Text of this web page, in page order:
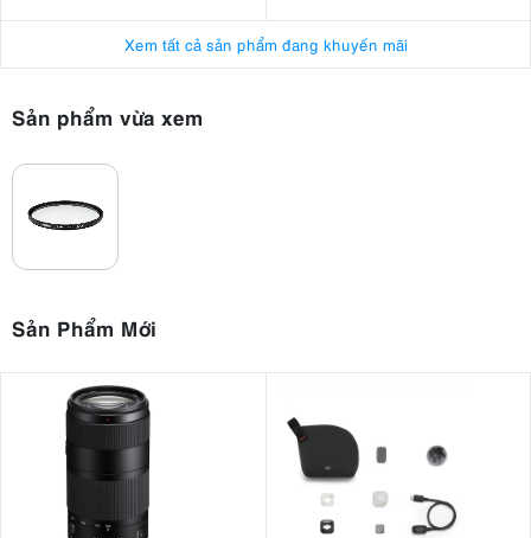
Xem tất cả sản phẩm đang khuyến mãi
Sản phẩm vừa xem
Sản Phẩm Mới